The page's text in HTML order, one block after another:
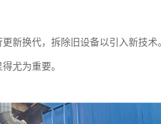
新换代，拆除旧设备以引入新技术
尤为重要。